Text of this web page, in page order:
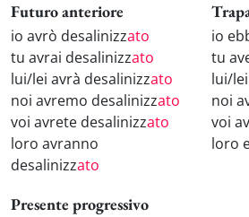
Futuro anteriore
io avrò desalinizzato
tu avrai desalinizzato
lui/lei avrà desalinizzato
noi avremo desalinizzato
voi avrete desalinizzato
loro avranno
desalinizzato
io
tu
lui/
noi
voi
loro
Presente progressivo